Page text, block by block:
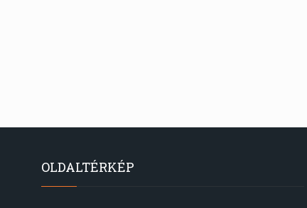
OLDALTÉRKÉP